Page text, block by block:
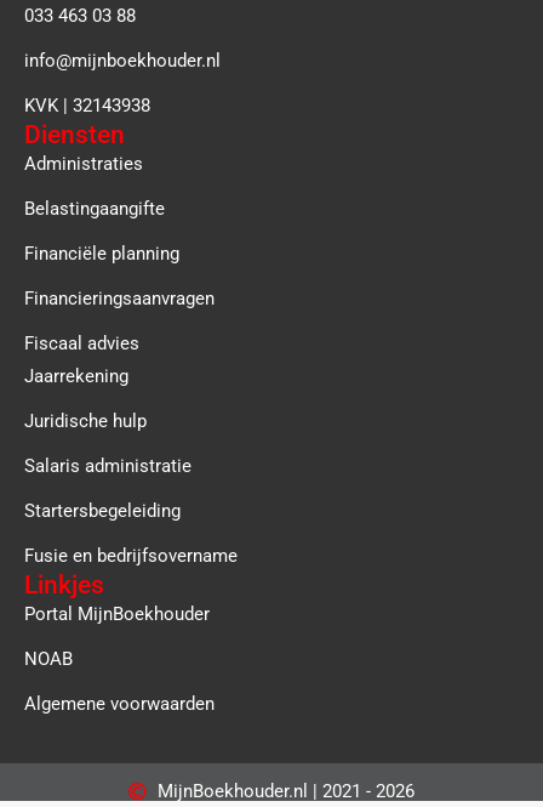
033 463 03 88
info@mijnboekhouder.nl
KVK | 32143938
Diensten
Administraties
Belastingaangifte
Financiële planning
Financieringsaanvragen
Fiscaal advies
Jaarrekening
Juridische hulp
Salaris administratie
Startersbegeleiding
Fusie en bedrijfsovername
Linkjes
Portal MijnBoekhouder
NOAB
Algemene voorwaarden
MijnBoekhouder.nl | 2021 - 2026